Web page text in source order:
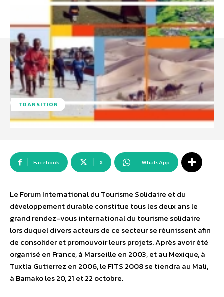
TRANSITION
Facebook X WhatsApp
Le Forum International du Tourisme Solidaire et du
développement durable constitue tous les deux ans le
grand rendez-vous international du tourisme solidaire
lors duquel divers acteurs de ce secteur se réunissent afin
de consolider et promouvoir leurs projets. Après avoir été
organisé en France, à Marseille en 2003, et au Mexique, à
Tuxtla Gutierrez en 2006, le FITS 2008 se tiendra au Mali,
à Bamako les 20, 21 et 22 octobre.